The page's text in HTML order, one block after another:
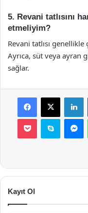
5. Revani tatlısını
etmeliyim?
Revani tatlısı
Ayrıca, süt veya ayran
sağlar.
Facebook
X
Pocket Skype
Kayıt Ol